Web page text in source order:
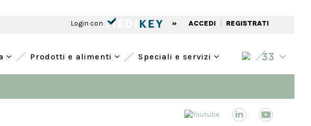
Login con » ACCEDI | REGISTRATI
Prodotti e alimenti Speciali e servizi